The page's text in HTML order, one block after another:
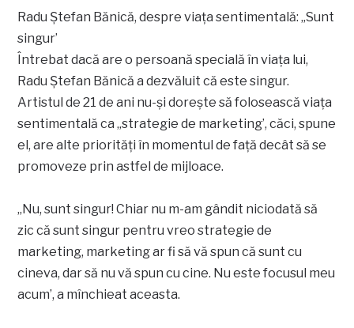
Radu Ștefan Bănică, despre viața sentimentală: „Sunt
singur’
Întrebat dacă are o persoană specială în viața lui,
Radu Ștefan Bănică a dezvăluit că este singur.
Artistul de 21 de ani nu-și dorește să folosească viața
sentimentală ca „strategie de marketing’, căci, spune
el, are alte priorități în momentul de față decât să se
promoveze prin astfel de mijloace.
„Nu, sunt singur! Chiar nu m-am gândit niciodată să
zic că sunt singur pentru vreo strategie de
marketing, marketing ar fi să vă spun că sunt cu
cineva, dar să nu vă spun cu cine. Nu este focusul meu
acum’, a mînchieat aceasta.